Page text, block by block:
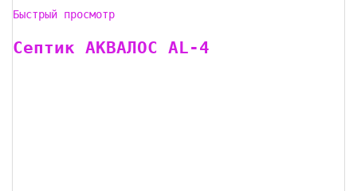
Быстрый просмотр
Септик АКВАЛОС AL-4